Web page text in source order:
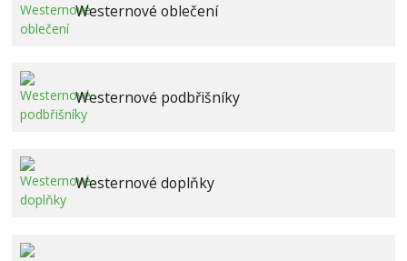
Westernové oblečení
Westernové podbřišníky
Westernové doplňky